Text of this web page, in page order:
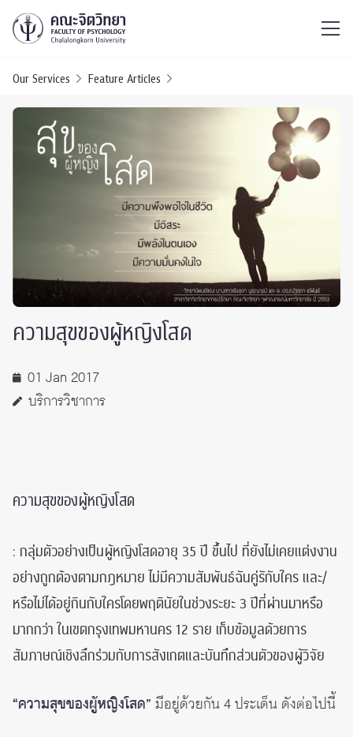
Our Services Feature Articles
ความสุขของผู้หญิงโสด
01 Jan 2017
บริการวิชาการ
ความสุขของผู้หญิงโสด
: กลุ่มตัวอย่างเป็นผู้หญิงโสดอายุ 35 ปี ขึ้นไป ที่ยังไม่เคยแต่งงาน
อย่างถูกต้องตามกฎหมาย ไม่มีความสัมพันธ์ฉันคู่รักับใคร และ/
หรือไม่ได้อยู่กินกับใครโดยพฤตินัยในช่วงระยะ 3 ปีที่ผ่านมาหรือ
มากกว่า ในเขตกรุงเทพมหานคร 12 ราย เก็บข้อมูลด้วยการ
สัมภาษณ์เชิงลึกร่วมกับการสังเกตและบันทึกส่วนตัวของผู้วิจัย
“ความสุขของผู้หญิงโสด” มีอยู่ด้วยกัน 4 ประเด็น ดังต่อไปนี้